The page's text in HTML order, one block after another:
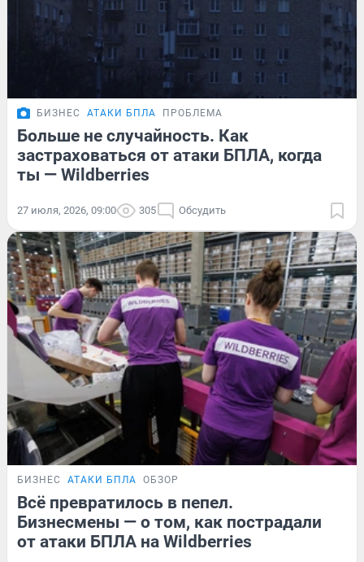
БИЗНЕС АТАКИ БПЛА ПРОБЛЕМА
Больше не случайность. Как
застраховаться от атаки БПЛА, когда
ты — Wildberries
27 июля, 2026, 09:00 305 Обсудить
БИЗНЕС АТАКИ БПЛА ОБЗОР
Всё превратилось в пепел.
Бизнесмены — о том, как пострадали
от атаки БПЛА на Wildberries